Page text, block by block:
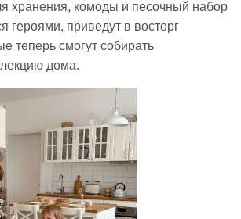
хранения, комоды и песочный набор
героями, приведут в восторг
теперь смогут собирать
дома.